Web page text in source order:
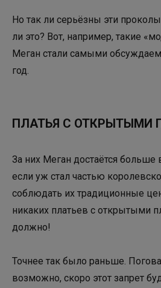
Но так ли серьёзны эти
ли это? Вот, например, такие
Меган стали самыми
год.
ПЛАТЬЯ С ОТКРЫТЫМИ
За них Меган достаётся больше
если уж стал частью
соблюдать их традиционные
никаких платьев с открытыми
должно!
Точнее так было раньше.
возможно, скоро этот запрет